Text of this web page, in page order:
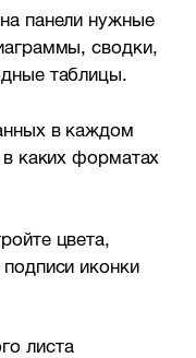
панели нужные
сводки,
таблицы.
в каждом
каких форматах
цвета,
иконки
листа